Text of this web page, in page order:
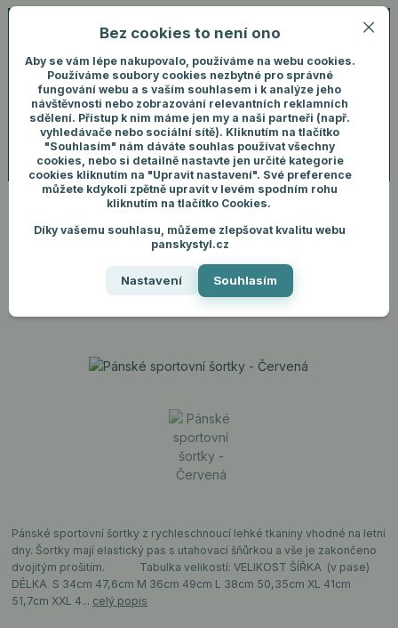
Menu
+420 731 292 460
Přihlášení
Hledat
ks
Úvod Pánské oblečení Kraťasy Pánské sportovní šortky - Červená
Pánské sportovní šortky -
Pánské sportovní šortky z rychleschnoucí lehké tkaniny vhodné na letní
dny. Šortky mají elastický pas s utahovací šňůrkou a vše je zakončeno
dvojitým prošitím. Tabulka velikostí: VELIKOST ŠÍŘKA (v pase)
DÉLKA S 34cm 47,6cm M 36cm 49cm L 38cm 50,35cm XL 41cm
51,7cm XXL 4... celý popis
Bez cookies to není ono
Aby se vám lépe nakupovalo, používáme na webu cookies.
Používáme soubory cookies nezbytné pro správné
fungování webu a s vaším souhlasem i k analýze jeho
návštěvnosti nebo zobrazování relevantních reklamních
sdělení. Přístup k nim máme jen my a naši partneři (např.
vyhledávače nebo sociální sítě). Kliknutím na tlačítko
"Souhlasím" nám dáváte souhlas používat všechny
cookies, nebo si detailně nastavte jen určité kategorie
cookies kliknutím na "Upravit nastavení". Své preference
můžete kdykoli zpětně upravit v levém spodním rohu
kliknutím na tlačítko Cookies.
Díky vašemu souhlasu, můžeme zlepšovat kvalitu webu
panskystyl.cz
Nastavení Souhlasím